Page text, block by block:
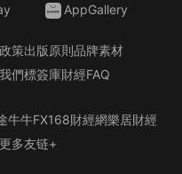
AppGallery
策出版原則品牌素材
們標簽庫財經FAQ
牛牛FX168財經網樂居財經
更多友链+